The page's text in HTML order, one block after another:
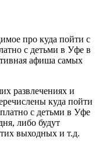
про куда пойти с
с детьми в Уфе в
афиша самых
развлечениях и
куда пойти
с детьми в Уфе
либо будут
выходных и т.д.